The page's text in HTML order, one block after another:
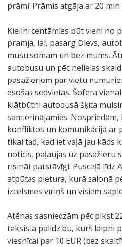
prāmi. Prāmis atgāja ar 20 min
Kielini centāmies būt vieni no
prāmja, lai, pasarg Dievs,
mūsu somām un bez mums.
autobusu un pēc nelielas
pasažieriem par vietu
esošas sēdvietas. Šofera
klātbūtni autobusā šķita
samierinājāmies.
konfliktos un komunikācijā ar
tikai tad, kad iet vaļā jau kāds
noticis, paļaujas uz pasažieru
risināt patstāvīgi. Pusceļā līdz
atpūtas pietura, kurā salonā
izcelsmes vīriņš un visiem
Atēnas sasniedzām pēc
taksista palīdzību, kurš laipni
viesnīcai par 10 EUR (bez